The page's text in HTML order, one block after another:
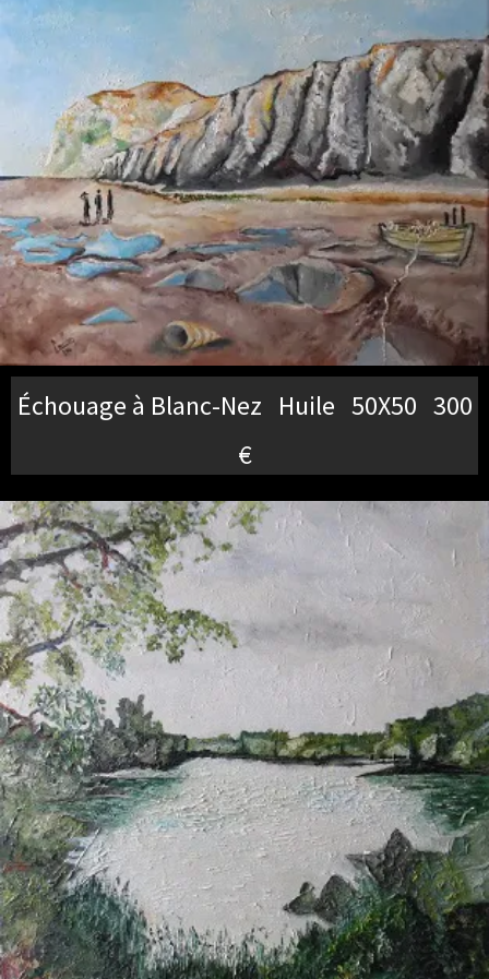
Échouage à Blanc-Nez Huile 50X50 300
€